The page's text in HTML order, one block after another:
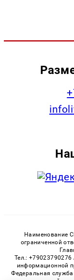
Наименование
ограниченной
Тел.:
информационной
Федеральная